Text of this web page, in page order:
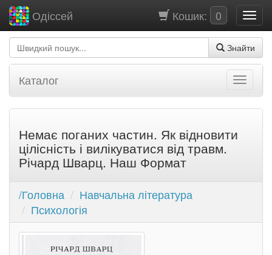
Кошик: 0
Одіссей
Знайти
Каталог
Немає поганих частин. Як відновити
цілісність і вилікуватися від травм.
Річард Шварц. Наш Формат
/Головна
Навчальна література
Психологія